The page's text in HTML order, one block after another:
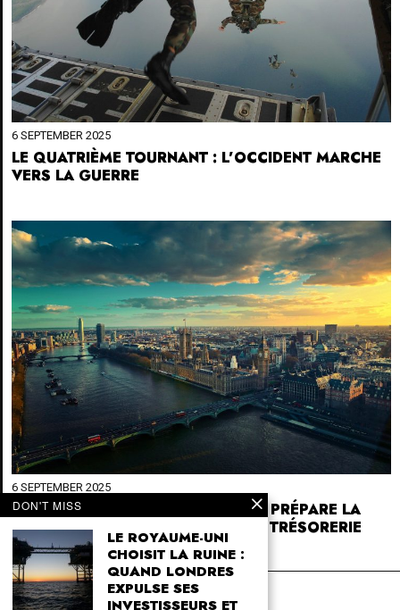
6 SEPTEMBER 2025
LE QUATRIÈME TOURNANT : L’OCCIDENT MARCHE
VERS LA GUERRE
6 SEPTEMBER 2025
ROYAUME-UNI : L’ÉTAT EN FAILLITE PRÉPARE LA
PRÉDATION SUR L’ÉPARGNE ET LA TRÉSORERIE
DES ENTREPRISES
4SK
DON'T MISS
LE ROYAUME-UNI
CHOISIT LA RUINE :
QUAND LONDRES
EXPULSE SES
INVESTISSEURS ET